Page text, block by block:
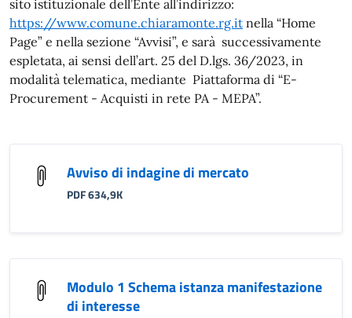
sito istituzionale dell’Ente all’indirizzo:
https://www.comune.chiaramonte.rg.it nella “Home
Page” e nella sezione “Avvisi”, e sarà successivamente
espletata, ai sensi dell’art. 25 del D.lgs. 36/2023, in
modalità telematica, mediante Piattaforma di “E-
Procurement - Acquisti in rete PA - MEPA”.
Avviso di indagine di mercato
PDF 634,9K
Modulo 1 Schema istanza manifestazione
di interesse